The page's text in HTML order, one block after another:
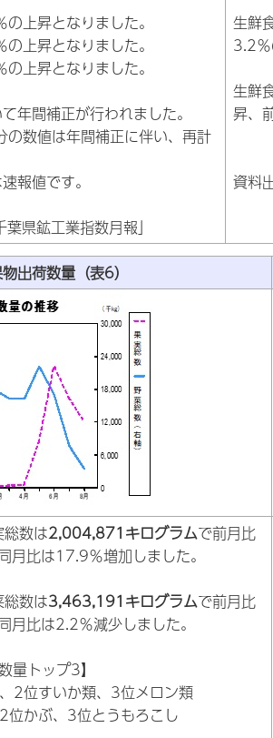
上昇となりました。
上昇となりました。
上昇となりました。
年間補正が行われました。
数値は年間補正に伴い、再計
報値です。
県鉱工業指数月報」
生鮮
3.2％
生鮮
昇、
資料
出荷数量（表6）
数は2,004,871キログラムで前月比
月比は17.9％増加しました。
数は3,463,191キログラムで前月比
比は2.2％減少しました。
量トップ3】
2位すいか類、3位メロン類
位かぶ、3位とうもろこし